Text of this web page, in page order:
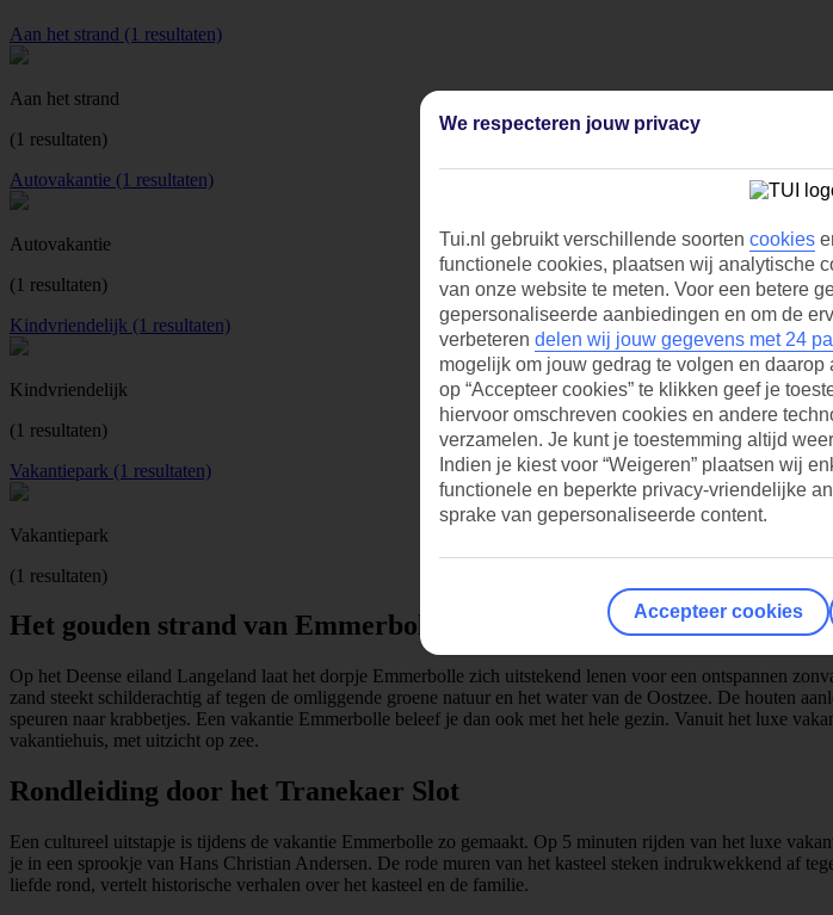
Aan het strand (1 resultaten)
Aan het strand
(1 resultaten)
Autovakantie (1 resultaten)
Autovakantie
(1 resultaten)
Kindvriendelijk (1 resultaten)
Kindvriendelijk
(1 resultaten)
Vakantiepark (1 resultaten)
Vakantiepark
(1 resultaten)
Het gouden strand van Emmerbolle
Op het Deense eiland Langeland laat het dorpje Emmerbolle zich uitstekend lenen voor een ontspannen
zand steekt schilderachtig af tegen de omliggende groene natuur en het water van de Oostzee. De houten
speuren naar krabbetjes. Een vakantie Emmerbolle beleef je dan ook met het hele gezin. Vanuit het luxe
vakantiehuis, met uitzicht op zee.
Rondleiding door het Tranekaer Slot
Een cultureel uitstapje is tijdens de vakantie Emmerbolle zo gemaakt. Op 5 minuten rijden van het luxe
je in een sprookje van Hans Christian Andersen. De rode muren van het kasteel steken indrukwekkend af
liefde rond, vertelt historische verhalen over het kasteel en de familie.
We respecteren jouw privacy
Tui.nl gebruikt verschillende soorten cookies
functionele cookies, plaatsen wij analytische
van onze website te meten. Voor een betere
gepersonaliseerde aanbiedingen en om de
verbeteren delen wij jouw gegevens met 24
mogelijk om jouw gedrag te volgen en
op “Accepteer cookies” te klikken geef je
hiervoor omschreven cookies en andere
verzamelen. Je kunt je toestemming altijd
Indien je kiest voor “Weigeren” plaatsen wij
functionele en beperkte privacy-vriendelijke
sprake van gepersonaliseerde content.
Accepteer cookies